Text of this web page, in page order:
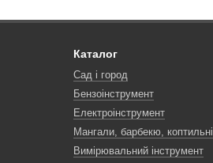
Каталог
Сад і город
Бензоінструмент
Електроінструмент
Мангали, барбекю, коптильні
Вимірювальний інструмент